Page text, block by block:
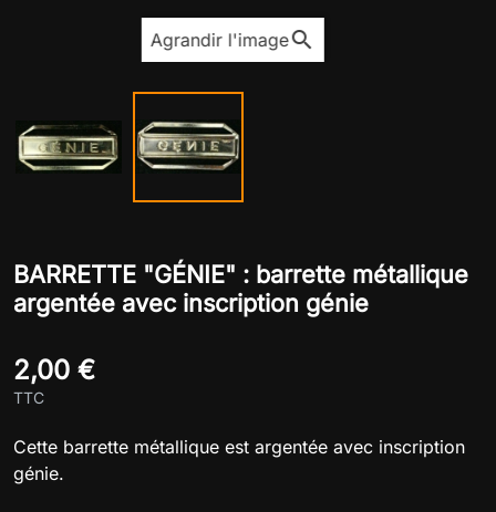
Agrandir l'image
BARRETTE "GÉNIE" : barrette métallique
argentée avec inscription génie
2,00 €
TTC
Cette barrette métallique est argentée avec inscription
génie.